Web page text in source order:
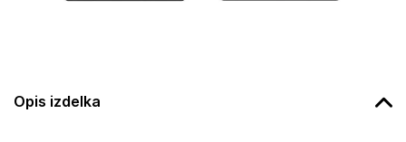
Opis izdelka